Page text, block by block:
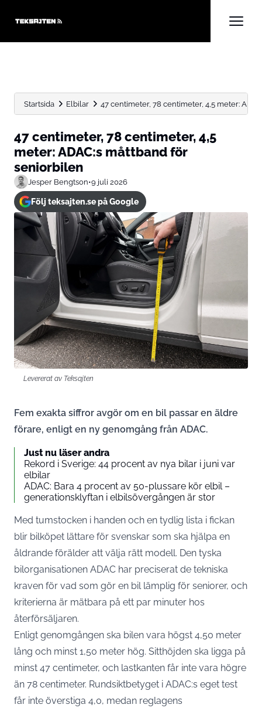
Startsida Elbilar 47 centimeter, 78 centimeter, 4,5 meter:
47 centimeter, 78 centimeter, 4,5
meter: ADAC:s måttband för
seniorbilen
Jesper Bengtson•9 juli 2026
Följ teksajten.se på Google
Levererat av Teksajten
Fem exakta siffror avgör om en bil passar en äldre
förare, enligt en ny genomgång från ADAC.
Just nu läser andra
Rekord i Sverige: 44 procent av nya bilar i juni var
elbilar
ADAC: Bara 4 procent av 50-plussare kör elbil –
generationsklyftan i elbilsövergången är stor
Med tumstocken i handen och en tydlig lista i fickan
blir bilköpet lättare för svenskar som ska hjälpa en
åldrande förälder att välja rätt modell. Den tyska
bilorganisationen ADAC har preciserat de tekniska
kraven för vad som gör en bil lämplig för seniorer, och
kriterierna är mätbara på ett par minuter hos
återförsäljaren.
Enligt genomgången ska bilen vara högst 4,50 meter
lång och minst 1,50 meter hög. Sitthöjden ska ligga på
minst 47 centimeter, och lastkanten får inte vara högre
än 78 centimeter. Rundsiktbetyget i ADAC:s eget test
får inte överstiga 4,0, medan reglagens